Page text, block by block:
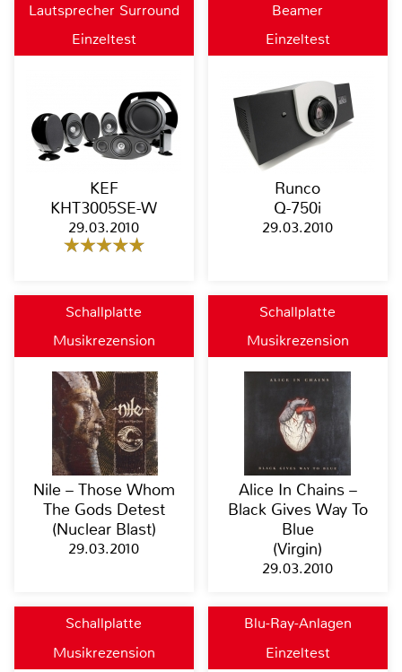
Lautsprecher Surround
Einzeltest
KEF
KHT3005SE-W
29.03.2010
Beamer
Einzeltest
Runco
Q-750i
29.03.2010
Schallplatte
Musikrezension
Nile – Those Whom
The Gods Detest
(Nuclear Blast)
29.03.2010
Schallplatte
Musikrezension
Alice In Chains –
Black Gives Way To
Blue
(Virgin)
29.03.2010
Schallplatte
Musikrezension
Blu-Ray-Anlagen
Einzeltest